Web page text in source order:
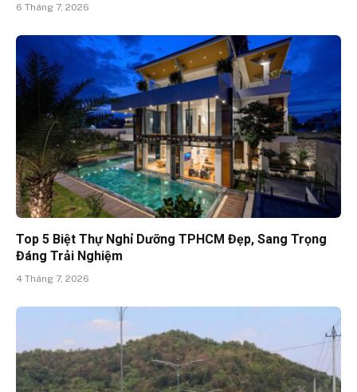
6 Tháng 7, 2026
Top 5 Biệt Thự Nghỉ Dưỡng TPHCM Đẹp, Sang Trọng
Đáng Trải Nghiệm
4 Tháng 7, 2026